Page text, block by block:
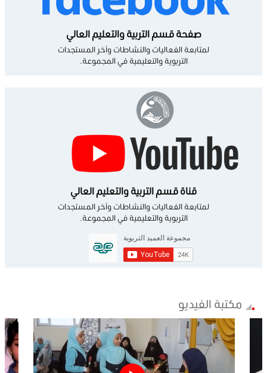
صفحة قسم التربية والتعليم العالي
لمتابعة الفعاليات والنشاطات وآخر المستجدات
التربوية والتعليمية في المجموعة.
قناة قسم التربية والتعليم العالي
لمتابعة الفعاليات والنشاطات وآخر المستجدات
التربوية والتعليمية في المجموعة.
مكتبة الفيديو